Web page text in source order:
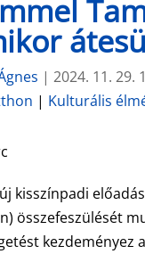
|2024. 11. 29.
| Kulturális
kisszínpadi
összefeszülését
kezdeményez